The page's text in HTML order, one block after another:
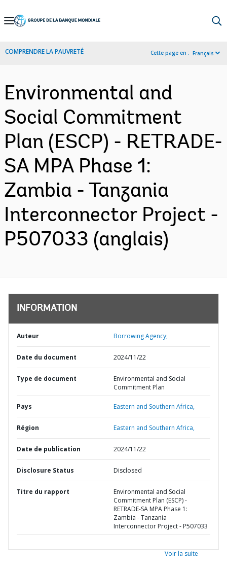
Skip
Navigation
COMPRENDRE LA PAUVRETÉ Cette page en : Français
Environmental and
Social Commitment
Plan (ESCP) - RETRADE-
SA MPA Phase 1:
Zambia - Tanzania
Interconnector Project -
P507033 (anglais)
INFORMATION
Auteur Borrowing Agency;
Date du document 2024/11/22
Type de document
Environmental and Social
Commitment Plan
Pays Eastern and Southern Africa,
Région Eastern and Southern Africa,
Date de publication 2024/11/22
Disclosure Status Disclosed
Titre du rapport
Environmental and Social
Commitment Plan (ESCP) -
RETRADE-SA MPA Phase 1:
Zambia - Tanzania
Interconnector Project - P507033
Voir la suite